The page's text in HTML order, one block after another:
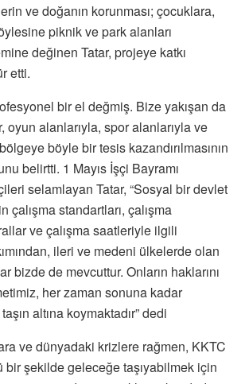
ve doğanın korunması; çocuklara,
piknik ve park alanları
değinen Tatar, projeye katkı
etti.
bir el değmiş. Bize yakışan da
oyun alanlarıyla, spor alanlarıyla ve
böyle bir tesis kazandırılmasının
belirtti. 1 Mayıs İşçi Bayramı
selamlayan Tatar, “Sosyal bir devlet
çalışma standartları, çalışma
ve çalışma saatleriyle ilgili
ileri ve medeni ülkelerde olan
bizde de mevcuttur. Onların haklarını
her zaman sonuna kadar
altına koymaktadır” dedi
ve dünyadaki krizlere rağmen, KKTC
şekilde geleceğe taşıyabilmek için